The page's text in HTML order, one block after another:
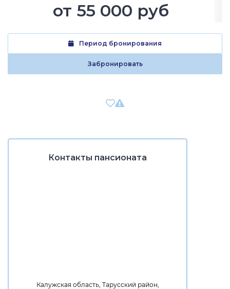
от 55 000 руб
Период бронирования
Забронировать
Контакты пансионата
Калужская область, Тарусский район,